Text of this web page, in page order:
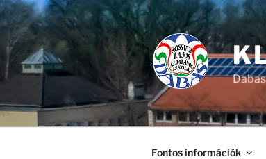
Tartalomhoz
Fontos információk